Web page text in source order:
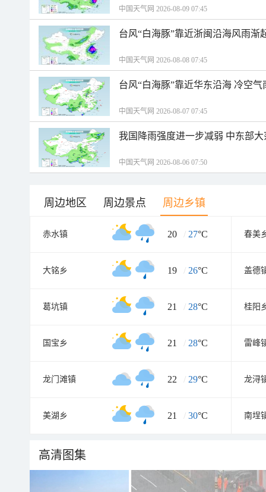
中国天气网 2026-08-09 07:45
台风“白海豚”靠近浙闽沿海风雨渐
中国天气网 2026-08-08 07:45
台风“白海豚”靠近华东沿海 冷空
中国天气网 2026-08-07 07:45
我国降雨强度进一步减弱 中东部
中国天气网 2026-08-06 07:50
周边地区 周边景点 周边乡镇
赤水镇 20 / 27°C 春美
大铭乡 19 / 26°C 盖德
葛坑镇 21 / 28°C 桂阳
国宝乡 21 / 28°C 雷峰
龙门滩镇 22 / 29°C 龙浔
美湖乡 21 / 30°C 南埕
高清图集